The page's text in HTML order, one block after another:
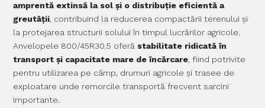
amprentă extinsă la sol și o distribuție eficientă a
greutății, contribuind la reducerea compactării terenului și
la protejarea structurii solului în timpul lucrărilor agricole.
Anvelopele 800/45R30.5 oferă stabilitate ridicată în
transport și capacitate mare de încărcare, fiind potrivite
pentru utilizarea pe câmp, drumuri agricole și trasee de
exploatare unde remorcile transportă frecvent sarcini
importante.